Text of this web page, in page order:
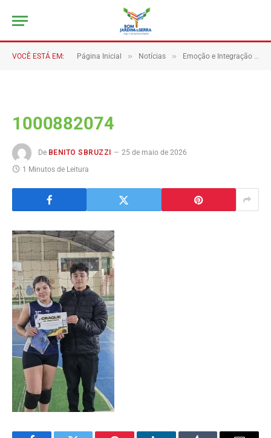
VOCÊ ESTÁ EM: Página Inicial » Notícias » Emoção e Integração Marcam o 1° Torneio de Vôlei Misto de Bom Jardim da Serra.
1000882074
De BENITO SBRUZZI
25 de maio de 2026
1 Minutos de Leitura